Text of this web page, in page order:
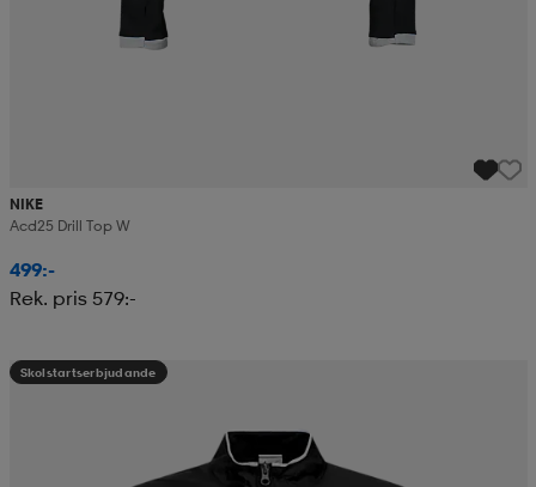
NIKE
Acd25 Drill Top W
499:-
Rek. pris 579:-
Skolstartserbjudande